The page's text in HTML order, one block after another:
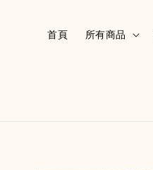
首頁 所有商品